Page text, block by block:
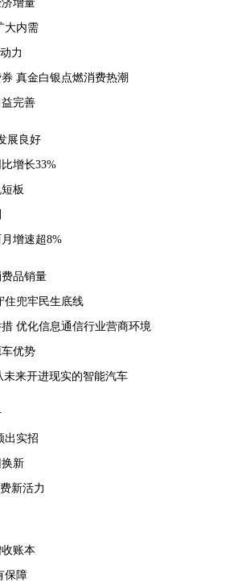
增量
大内需
力
真金白银点燃消费热潮
完善
展良好
增长33%
板
增速超8%
品销量
住兜牢民生底线
优化信息通信行业营商环境
优势
来开进现实的智能汽车
出实招
新
新活力
账本
保障